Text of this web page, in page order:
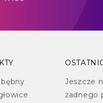
Jeszcze
żadnego